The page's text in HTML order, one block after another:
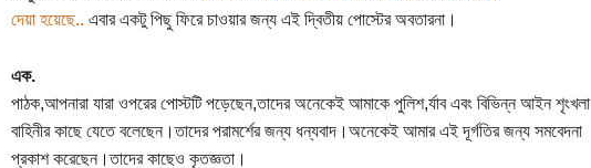
দেয়া হয়েছে.. এবার একটু পিছু ফিরে চাওয়ার জন্য এই দ্বিতীয় পোস্টের অবতারনা।
এক.
পাঠক,আপনারা যারা ওপরের পোস্টটি পড়েছেন,তাদের অনেকেই আমাকে পুলিশ,র্যাব এবং বিভিন্ন আইন শৃংখলা
বাহিনীর কাছে যেতে বলেছেন।তাদের পরামর্শের জন্য ধন্যবাদ।অনেকেই আমার এই দূর্গতির জন্য সমবেদনা
প্রকাশ করেছেন।তাদের কাছেও কৃতজ্ঞতা।